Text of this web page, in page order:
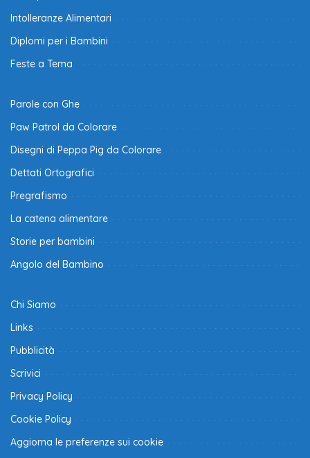
Intolleranze Alimentari
Diplomi per i Bambini
Feste a Tema
Parole con Ghe
Paw Patrol da Colorare
Disegni di Peppa Pig da Colorare
Dettati Ortografici
Pregrafismo
La catena alimentare
Storie per bambini
Angolo del Bambino
Chi Siamo
Links
Pubblicità
Scrivici
Privacy Policy
Cookie Policy
Aggiorna le preferenze sui cookie